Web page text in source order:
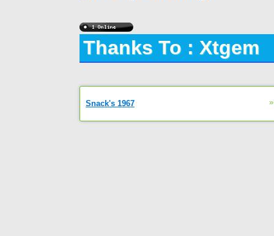
Thanks To : Xtgem
Snack's 1967 »